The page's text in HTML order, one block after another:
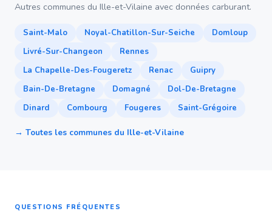
Autres communes du Ille-et-Vilaine avec données carburant.
Saint-Malo Noyal-Chatillon-Sur-Seiche
Domloup
Livré-Sur-Changeon
Rennes
La Chapelle-Des-Fougeretz
Renac
Guipry
Bain-De-Bretagne
Domagné
Dol-De-Bretagne
Dinard
Combourg Fougeres Saint-Grégoire
→ Toutes les communes du Ille-et-Vilaine
QUESTIONS FRÉQUENTES